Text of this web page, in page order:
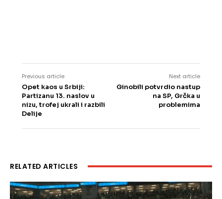
Previous article
Opet kaos u Srbiji:
Partizanu 13. naslov u
nizu, trofej ukrali i razbili
Delije
Next article
Ginobili potvrdio nastup
na SP, Grčka u
problemima
RELATED ARTICLES